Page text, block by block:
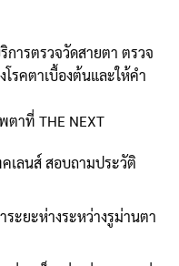
การตรวจวัดสายตา ตรวจ
รคตาเบื้องต้นและให้คำ
าที่ THE NEXT
เลนส์ สอบถามประวัติ
ะยะห่างระหว่างรูม่านตา